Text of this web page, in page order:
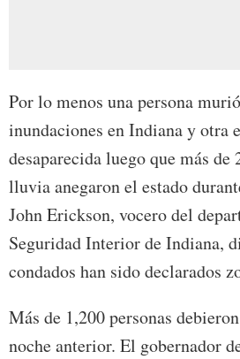
Por lo menos una persona
inundaciones en Indiana y otra
desaparecida luego que más
lluvia anegaron el estado
John Erickson, vocero del
Seguridad Interior de Indiana,
condados han sido declarados
Más de 1,200 personas
noche anterior. El gobernador